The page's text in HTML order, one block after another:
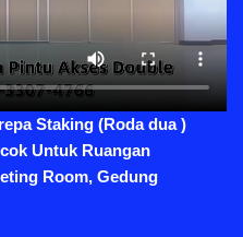
Staking (Roda dua )
Untuk Ruangan
Room, Gedung